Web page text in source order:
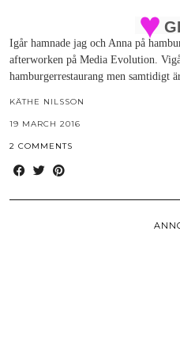
Igår hamnade jag och Anna på
afterworken på Media Evolution.
hamburgerrestaurang men
KÄTHE NILSSON
19 MARCH 2016
2 COMMENTS